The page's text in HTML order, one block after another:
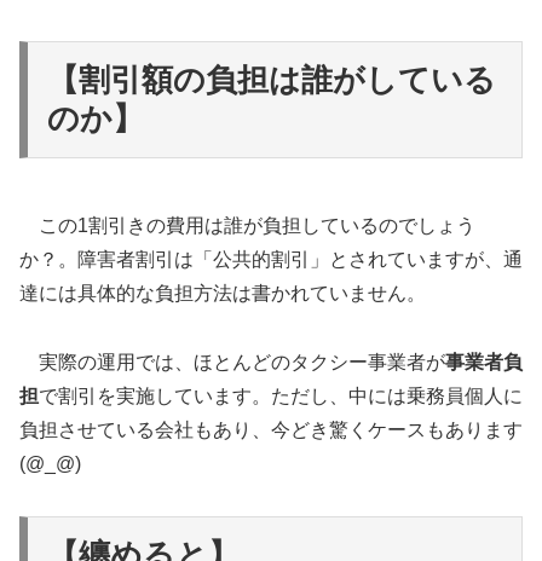
【割引額の負担は誰がしている
のか】
この1割引きの費用は誰が負担しているのでしょう
か？。障害者割引は「公共的割引」とされていますが、通
達には具体的な負担方法は書かれていません。
実際の運用では、ほとんどのタクシー事業者が事業者負
担で割引を実施しています。ただし、中には乗務員個人に
負担させている会社もあり、今どき驚くケースもあります
(@_@)